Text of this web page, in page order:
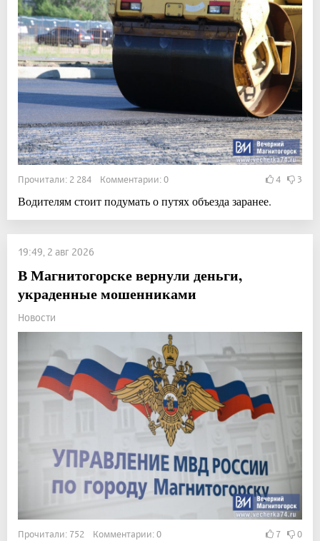
Прочитали: 2 284 Комментарии: 0 4 3
Водителям стоит подумать о путях объезда заранее.
19:49, 2 авг 2026
В Магнитогорске вернули деньги,
украденные мошенниками
Новости
Прочитали: 752 Комментарии: 0 7 0